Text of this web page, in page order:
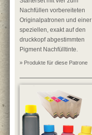
Nachfüllen vorbereiteten
Originalpatronen und einer
speziellen, exakt auf den
druckkopf abgestimmten
Pigment Nachfülltinte.
» Produkte für diese Patrone